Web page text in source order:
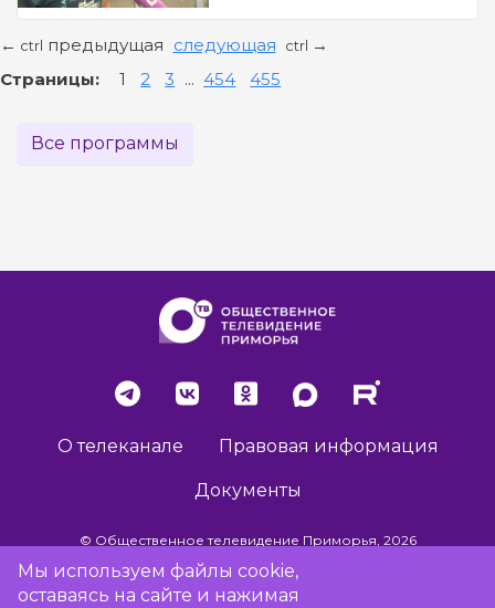
← ctrl предыдущая следующая ctrl →
Страницы: 1 2 3 ... 454 455
Все программы
О телеканале Правовая информация
Документы
© Общественное телевидение Приморья, 2026
Мы используем файлы cookie,
оставаясь на сайте и нажимая